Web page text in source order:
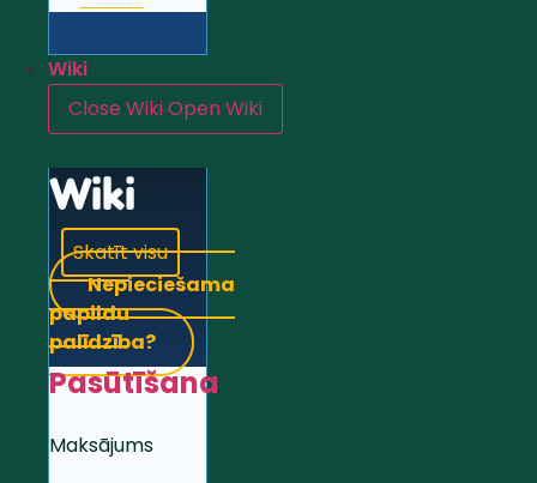
Wiki
Close WikiOpen Wiki
Wiki
Skatīt visu
Nepieciešama
papildu
palīdzība?
Pasūtīšana
Maksājums